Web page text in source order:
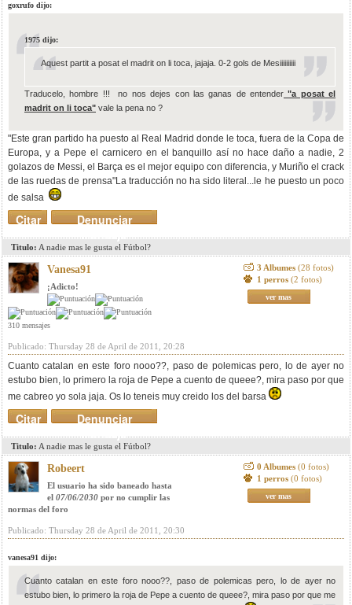
goxrufo dijo:
1975 dijo:
Aquest partit a posat el madrit on li toca, jajaja. 0-2 gols de Mesiiiiiiiiii
Traducelo, hombre !!! no nos dejes con las ganas de entender"a posat el
madrit on li toca" vale la pena no ?
"Este gran partido ha puesto al Real Madrid donde le toca, fuera de la Copa de
Europa, y a Pepe el carnicero en el banquillo así no hace daño a nadie, 2
golazos de Messi, el Barça es el mejor equipo con diferencia, y Muriño el crack
de las ruedas de prensa"La traducción no ha sido literal...le he puesto un poco
de salsa
Denunciar
mensaje
Citar
Titulo: A nadie mas le gusta el Fútbol?
Vanesa91
¡Adicto!
310 mensajes
3 Albumes (28 fotos)
1 perros (2 fotos)
ver mas
Publicado: Thursday 28 de April de 2011, 20:28
Cuanto catalan en este foro nooo??, paso de polemicas pero, lo de ayer no
estubo bien, lo primero la roja de Pepe a cuento de queee?, mira paso por que
me cabreo yo sola jaja. Os lo teneis muy creido los del barsa
Denunciar
mensaje
Citar
Titulo: A nadie mas le gusta el Fútbol?
Robeert
El usuario ha sido baneado hasta
el 07/06/2030 por no cumplir las
normas del foro
0 Albumes (0 fotos)
1 perros (0 fotos)
ver mas
Publicado: Thursday 28 de April de 2011, 20:30
vanesa91 dijo:
Cuanto catalan en este foro nooo??, paso de polemicas pero, lo de ayer no
estubo bien, lo primero la roja de Pepe a cuento de queee?, mira paso por que me